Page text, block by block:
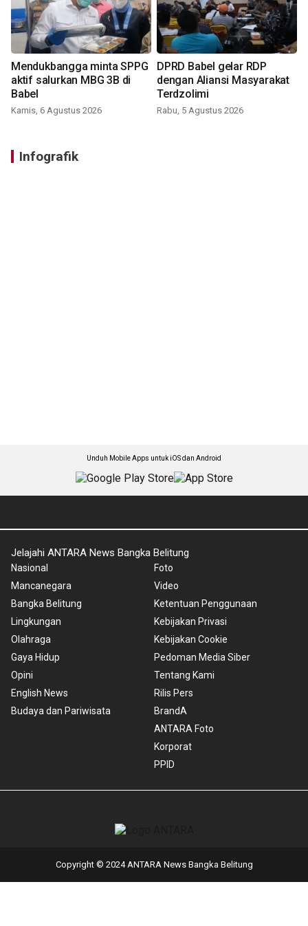
Mendukbangga minta SPPG
aktif salurkan MBG 3B di
Babel
Kamis, 6 Agustus 2026
DPRD Babel gelar RDP
dengan Aliansi Masyarakat
Terdzolimi
Rabu, 5 Agustus 2026
Infografik
Unduh Mobile Apps untuk iOS dan Android
Jelajahi ANTARA News Bangka Belitung
Nasional
Mancanegara
Bangka Belitung
Lingkungan
Olahraga
Gaya Hidup
Opini
English News
Budaya dan Pariwisata
Foto
Video
Ketentuan Penggunaan
Kebijakan Privasi
Kebijakan Cookie
Pedoman Media Siber
Tentang Kami
Rilis Pers
BrandA
ANTARA Foto
Korporat
PPID
Copyright © 2024 ANTARA News Bangka Belitung